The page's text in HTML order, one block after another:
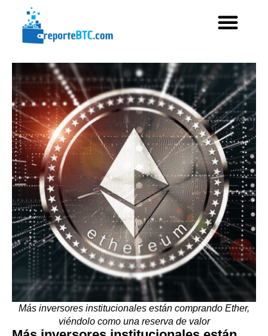
Más inversores institucionales están comprando Ether,
viéndolo como una reserva de valor